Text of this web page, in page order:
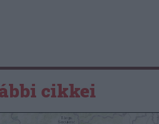
cikkei